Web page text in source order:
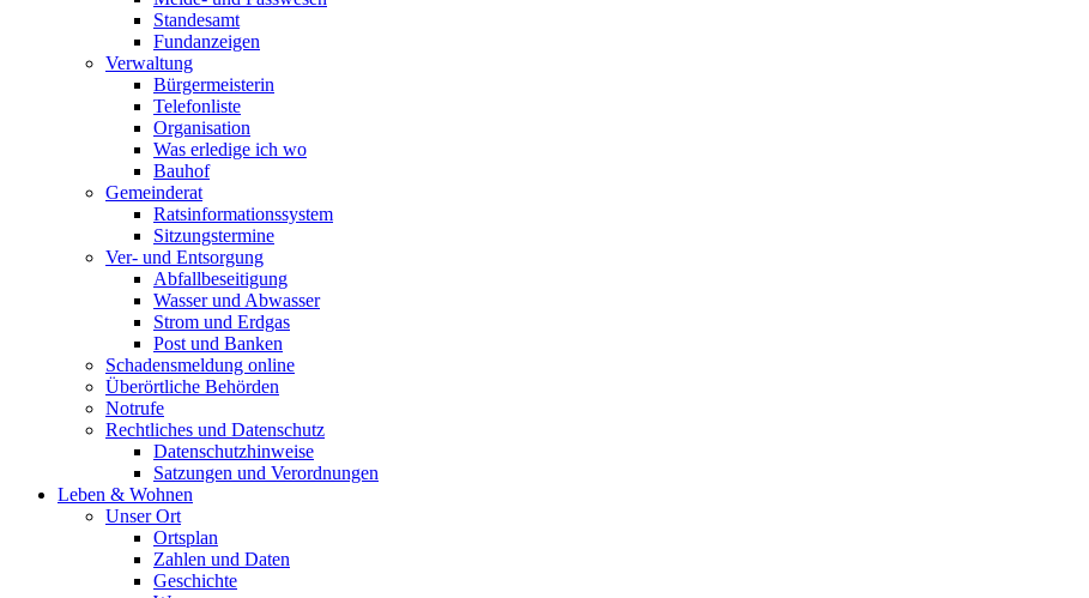
Standesamt
Fundanzeigen
Verwaltung
Bürgermeisterin
Telefonliste
Organisation
Was erledige ich wo
Bauhof
Gemeinderat
Ratsinformationssystem
Sitzungstermine
Ver- und Entsorgung
Abfallbeseitigung
Wasser und Abwasser
Strom und Erdgas
Post und Banken
Schadensmeldung online
Überörtliche Behörden
Notrufe
Rechtliches und Datenschutz
Datenschutzhinweise
Satzungen und Verordnungen
Leben & Wohnen
Unser Ort
Ortsplan
Zahlen und Daten
Geschichte